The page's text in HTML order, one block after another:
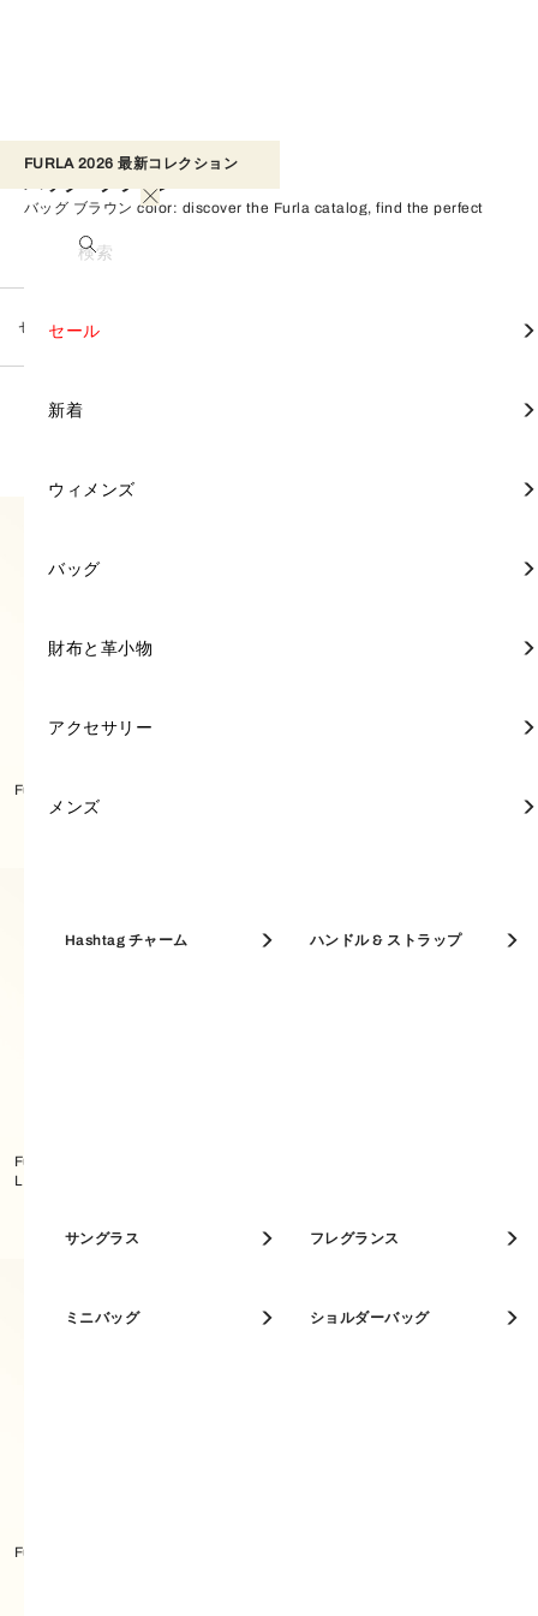
FURLA 2026 最新コレクション​
検索
セール
新着
ウィメンズ
バッグ
財布と革小物
アクセサリー
メンズ
すべて見る
バッグ
アクセサリー
すべて見る
すべて見る
トートバッグ
クロスボディバッグ
ミニバッグ
トップハンドル
ショルダーバッグ
ホーボーバッグ
すべて見る
財布
ポーチ
ミニ財布
長財布
名刺入れ
キーケース
すべて見る
スカーフ & バンドゥ
ハンドル & ストラップ
キーリング
ジュエリー＆ウォッチ
サングラス
すべて見る
FURLA DIVIDE IT
FURLA IRIDE
FURLA POPPY
FURLA PRIMROSE
すべて見る
バッグ
財布と革小物
アクセサリー
ウィメンズ 新着
すべて見る
ミニバッグ
トップハンドル
トートバッグ
ショルダーバッグ
クロスボディバッグ
バケットバッグ
FURLA TONIE
FURLA CAPRICCIO
FURLA PRIMROSE
FURLA 1927
FURLA GIOVE
FURLA NUVOLA
FURLA GOCCIA
カテゴリー別
コレクション別
FURLA IRIDE
ミニバッグ ショルダーバッグ
すべて見る
財布
ポーチ
ミニ財布
長財布
名刺入れ
キーケース
財布と革小物
ミニ財布
名刺入れ & カードケース コインケース
キーケース パスケース
すべて見る
スカーフ & バンドゥ
ハンドル & ストラップ
キーリング
ジュエリー＆ウォッチ
サングラス
フレグランス
アクセサリー
スカーフ & マフラー
Hashtag チャーム ハンドル & ストラップ
サングラス フレグランス
すべて見る
バックパック
ビジネスバッグ
トートバッグ
クロスボディバッグ
A4対応バッグ
すべて見る
財布
名刺入れ＆カードケース
ポーチ＆ケース
すべて見る
モバイルケース＆カバー
ハンドル & ストラップ
キーリング
すべて見る
バッグ
財布 & 革小物
アクセサリー
セール
新着
ウィメンズ
バッグ
財布と革小物
アクセサリー
メンズ
バッグ ブラウン color: discover the Furla catalog, find the perfect
product for you, and shop on the official online store.
セール バッグ
フィルター
すべてクリア
Furla Primrose トートバッグ MINI
Furla Sfera Soft ショルダーバッグ
L
Furla Divide It トートバッグ MINI